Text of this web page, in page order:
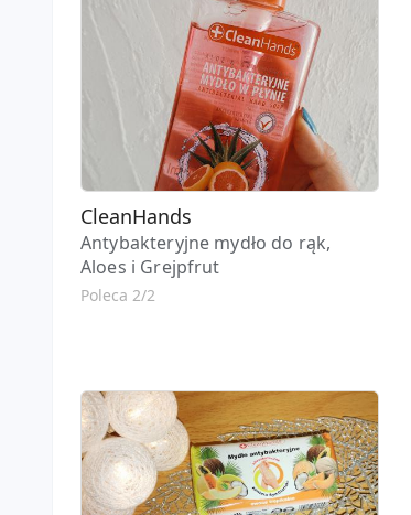
CleanHands
Antybakteryjne mydło do rąk,
Aloes i Grejpfrut
Poleca 2/2